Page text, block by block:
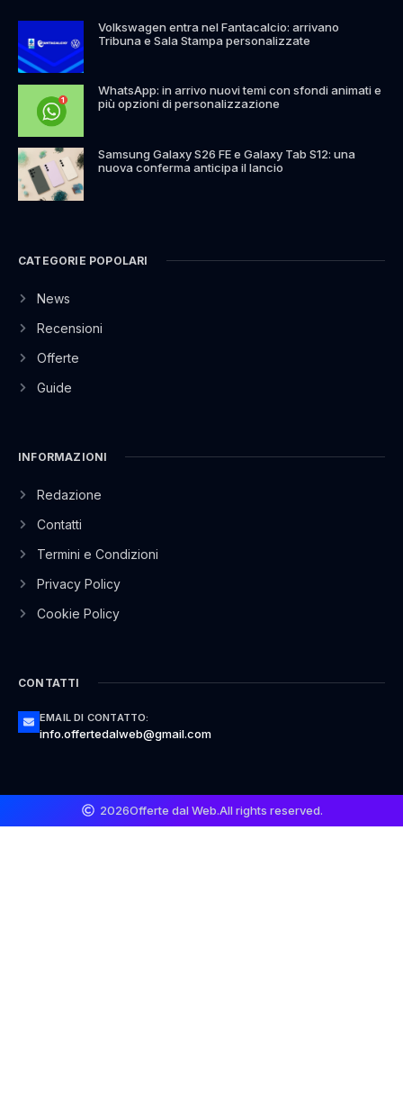
Volkswagen entra nel Fantacalcio: arrivano
Tribuna e Sala Stampa personalizzate
WhatsApp: in arrivo nuovi temi con sfondi animati e
più opzioni di personalizzazione
Samsung Galaxy S26 FE e Galaxy Tab S12: una
nuova conferma anticipa il lancio
CATEGORIE POPOLARI
News
Recensioni
Offerte
Guide
INFORMAZIONI
Redazione
Contatti
Termini e Condizioni
Privacy Policy
Cookie Policy
CONTATTI
EMAIL DI CONTATTO:
info.offertedalweb@gmail.com
2026Offerte dal Web.All rights reserved.